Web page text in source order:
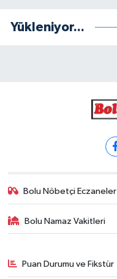
Yükleniyor...
Bolu Nöbetçi Eczaneler
Bolu Namaz Vakitleri
Puan Durumu ve Fikstür